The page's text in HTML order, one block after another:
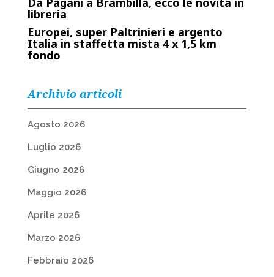
libreria
Europei, super Paltrinieri e argento
Italia in staffetta mista 4 x 1,5 km
fondo
Archivio articoli
Agosto 2026
Luglio 2026
Giugno 2026
Maggio 2026
Aprile 2026
Marzo 2026
Febbraio 2026